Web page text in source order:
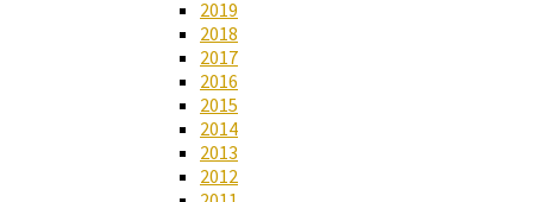
2019
2018
2017
2016
2015
2014
2013
2012